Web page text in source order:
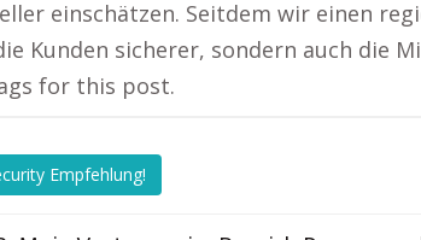
einschätzen. Seitdem wir einen
Kunden sicherer, sondern auch die
for this post.
Empfehlung!